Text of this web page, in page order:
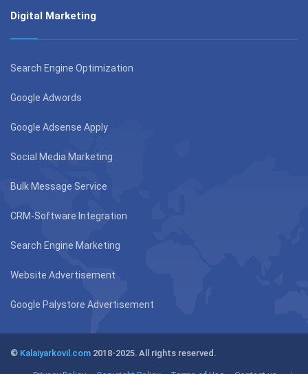
Digital Marketing
Search Engine Optimization
Google Adwords
Google Adsense Apply
Social Media Marketing
Bulk Message Service
CRM-Software Integration
Search Engine Marketing
Website Advertisement
Google Palystore Advertisement
© Kalaiyarkovil.com 2018-2025. All rights reserved.